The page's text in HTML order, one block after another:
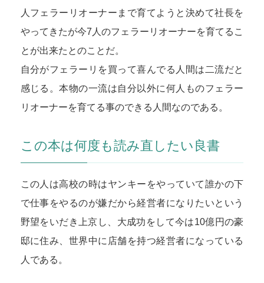
人フェラーリオーナーまで育てようと決めて社長を
やってきたが今7人のフェラーリオーナーを育てるこ
とが出来たとのことだ。
自分がフェラーリを買って喜んでる人間は二流だと
感じる。本物の一流は自分以外に何人ものフェラー
リオーナーを育てる事のできる人間なのである。
この本は何度も読み直したい良書
この人は高校の時はヤンキーをやっていて誰かの下
で仕事をやるのが嫌だから経営者になりたいという
野望をいだき上京し、大成功をして今は10億円の豪
邸に住み、世界中に店舗を持つ経営者になっている
人である。